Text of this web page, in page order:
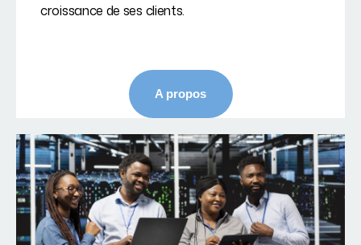
croissance de ses clients.